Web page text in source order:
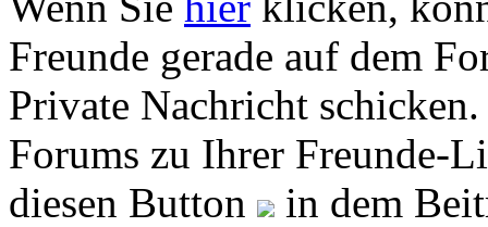
Freunde gerade auf dem
Private Nachricht
Forums zu Ihrer Freunde-
diesen Button
in dem